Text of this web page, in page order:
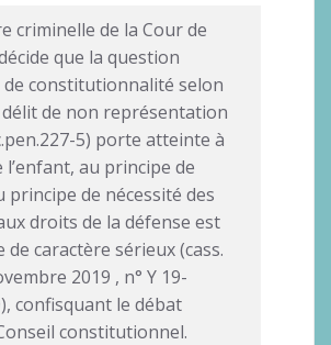
criminelle de la Cour de
que la question
constitutionnalité selon
de non représentation
5) porte atteinte à
l’enfant, au principe de
principe de nécessité des
droits de la défense est
caractère sérieux (cass.
2019 , n° Y 19-
confisquant le débat
constitutionnel.